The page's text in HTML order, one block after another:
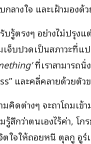
ลางใจ และเฝ้ามองด้
บรู้ตรงๆ อย่างไม่ปรุ
จ็บปวดเป็นสภาวะที่แ
ที่เราสามารถ
และคลี่คลายด้วยตัว
มคิดต่างๆ จะถาโถมเ
สึกว่าตนเองไร้ค่า, โ
จให้ถอยหนี ตุลกู อูร์เ